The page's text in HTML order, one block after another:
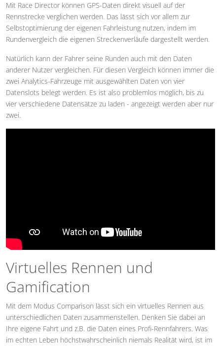
Mit Race Director können GPS-Daten direkt visuell auf der
Rennstrecke verglichen werden. Das lässt sich vor allem zur
Selbstoptimierung der eigenen Fahrleistung nutzen, indem im
Rundenvergleich die eigenen Streckenverläufe dargestellt werden.
Natürlich kann der Fahrer seine Runden auch mit den Daten
anderer Nutzer vergleichen. Für diesen Vergleich können immer die
zwei Analytics-Fahrzeuge mit ausgewählten Daten von vier
Datenslots belegt werden. Es ist also problemlos möglich, bis zu
vier verschiedene Datensätze zu laden - angezeigt werden aber nur
zwei.
Virtuelles Rennen und
Gamification
Mit dem Modus Comparison lässt sich ein virtuelles Rennen aus
unterschiedlichen Daten zusammenstellen. Denken Sie dabei an
Ihre eigene Fahrt und z.B. die Daten eines Profi-Rennfahrers. Was
im echten Leben höchstwahrscheinlich niemals Realität wird, ist im